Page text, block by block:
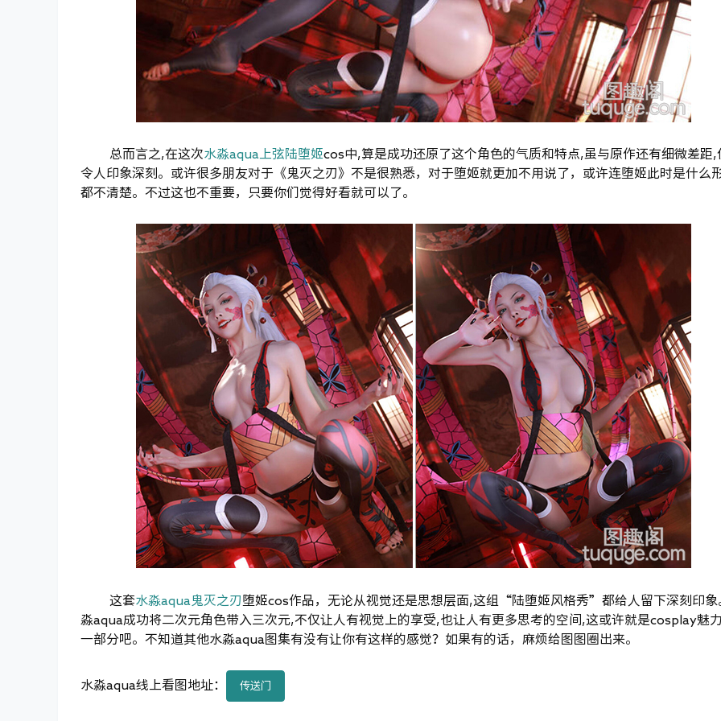
总而言之,在这次水淼aqua上弦陆堕姬cos中,算是成功还原了这个角色的气质和特点,虽与原作还有细微差距,
令人印象深刻。或许很多朋友对于《鬼灭之刃》不是很熟悉，对于堕姬就更加不用说了，或许连堕姬此时是什么
都不清楚。不过这也不重要，只要你们觉得好看就可以了。
这套水淼aqua鬼灭之刃堕姬cos作品，无论从视觉还是思想层面,这组“陆堕姬风格秀”都给人留下深刻印象
淼aqua成功将二次元角色带入三次元,不仅让人有视觉上的享受,也让人有更多思考的空间,这或许就是cosplay魅
一部分吧。不知道其他水淼aqua图集有没有让你有这样的感觉？如果有的话，麻烦给图图圈出来。
水淼aqua线上看图地址： 传送门